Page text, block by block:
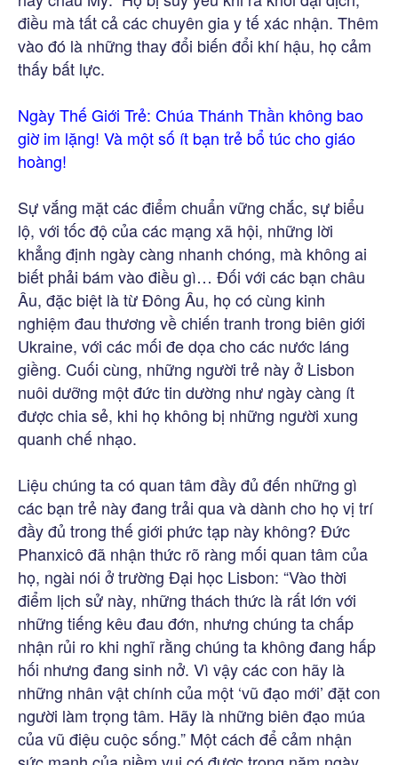
điều mà tất cả các chuyên gia y tế xác nhận. Thêm
vào đó là những thay đổi biến đổi khí hậu, họ cảm
thấy bất lực.
Ngày Thế Giới Trẻ: Chúa Thánh Thần không bao
giờ im lặng! Và một số ít bạn trẻ bổ túc cho giáo
hoàng!
Sự vắng mặt các điểm chuẩn vững chắc, sự biểu
lộ, với tốc độ của các mạng xã hội, những lời
khẳng định ngày càng nhanh chóng, mà không ai
biết phải bám vào điều gì… Đối với các bạn châu
Âu, đặc biệt là từ Đông Âu, họ có cùng kinh
nghiệm đau thương về chiến tranh trong biên giới
Ukraine, với các mối đe dọa cho các nước láng
giềng. Cuối cùng, những người trẻ này ở Lisbon
nuôi dưỡng một đức tin dường như ngày càng ít
được chia sẻ, khi họ không bị những người xung
quanh chế nhạo.
Liệu chúng ta có quan tâm đầy đủ đến những gì
các bạn trẻ này đang trải qua và dành cho họ vị trí
đầy đủ trong thế giới phức tạp này không? Đức
Phanxicô đã nhận thức rõ ràng mối quan tâm của
họ, ngài nói ở trường Đại học Lisbon: “Vào thời
điểm lịch sử này, những thách thức là rất lớn với
những tiếng kêu đau đớn, nhưng chúng ta chấp
nhận rủi ro khi nghĩ rằng chúng ta không đang hấp
hối nhưng đang sinh nở. Vì vậy các con hãy là
những nhân vật chính của một ‘vũ đạo mới’ đặt con
người làm trọng tâm. Hãy là những biên đạo múa
của vũ điệu cuộc sống.” Một cách để cảm nhận